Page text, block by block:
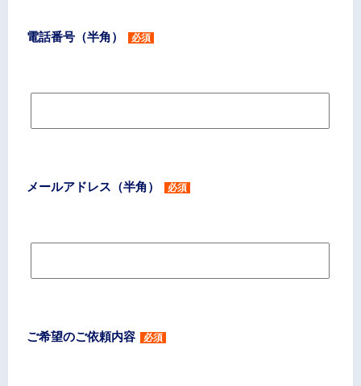
電話番号（半角） 必須
メールアドレス（半角） 必須
ご希望のご依頼内容 必須